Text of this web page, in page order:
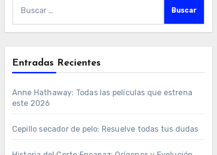
Entradas Recientes
Anne Hathaway: Todas las películas que estrena
este 2026
Cepillo secador de pelo: Resuelve todas tus dudas